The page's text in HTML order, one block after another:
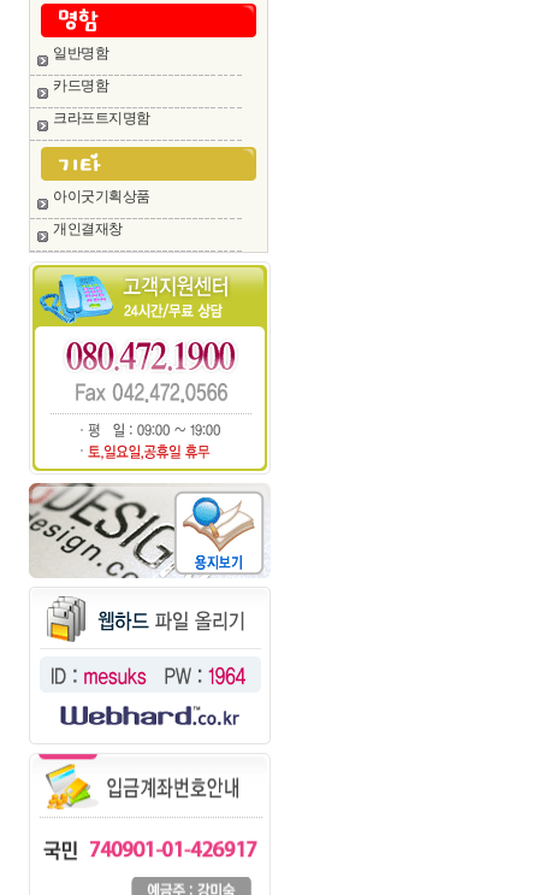
일반명함
카드명함
크라프트지명함
아이굿기획상품
개인결재창